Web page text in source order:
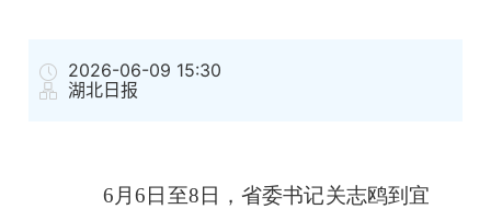
2026-06-09 15:30
湖北日报
6月6日至8日，省委书记关志鸥到宜